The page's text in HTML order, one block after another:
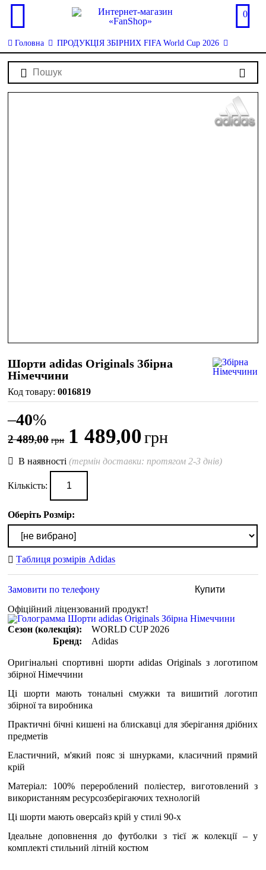
0
Головна ПРОДУКЦІЯ ЗБІРНИХ FIFA World Cup 2026
Шорти adidas Originals Збірна
Німеччини
0016819
–40%
2 489,00 грн 1 489,00грн
В наявності(термін доставки: протягом 2-3 днів)
Кількість:
Оберіть Розмір:
Таблиця розмірів Adidas
Замовити по телефону
Купити
Офіційний ліцензований продукт!
Сезон (колекція):
WORLD CUP 2026
Бренд:
Adidas
Оригінальні спортивні шорти adidas Originals з логотипом
збірної Німеччини
Ці шорти мають тональні смужки та вишитий логотип
збірної та виробника
Практичні бічні кишені на блискавці для зберігання дрібних
предметів
Еластичний, м'який пояс зі шнурками, класичний прямий
крій
Матеріал: 100% перероблений поліестер, виготовлений з
використанням ресурсозберігаючих технологій
Ці шорти мають оверсайз крій у стилі 90-х
Ідеальне доповнення до футболки з тієї ж колекції – у
комплекті стильний літній костюм